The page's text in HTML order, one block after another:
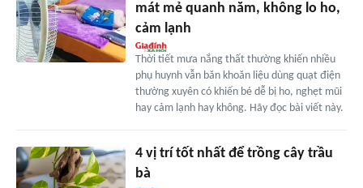
mát mẻ quanh năm, không lo ho,
cảm lạnh
Thời tiết mưa nắng thất thường khiến nhiều
phụ huynh vẫn băn khoăn liệu dùng quạt điện
thường xuyên có khiến bé dễ bị ho, nghẹt mũi
hay cảm lạnh hay không. Hãy đọc bài viết này.
4 vị trí tốt nhất để trồng cây trầu
bà